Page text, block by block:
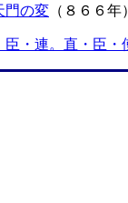
門の変 （８６６
・連。直・臣・